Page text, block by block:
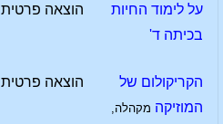
על לימוד החיות
בכיתה ד'
הוצאה פרטית
הקריקולום של
המוזיקה מקהלה,
הוצאה פרטית